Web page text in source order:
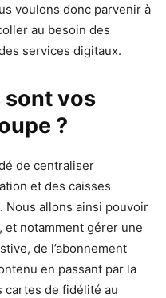
voulons donc parvenir à
au besoin des
services digitaux.
sont vos
?
de centraliser
et des caisses
allons ainsi pouvoir
notamment gérer une
de l’abonnement
en passant par la
cartes de fidélité au